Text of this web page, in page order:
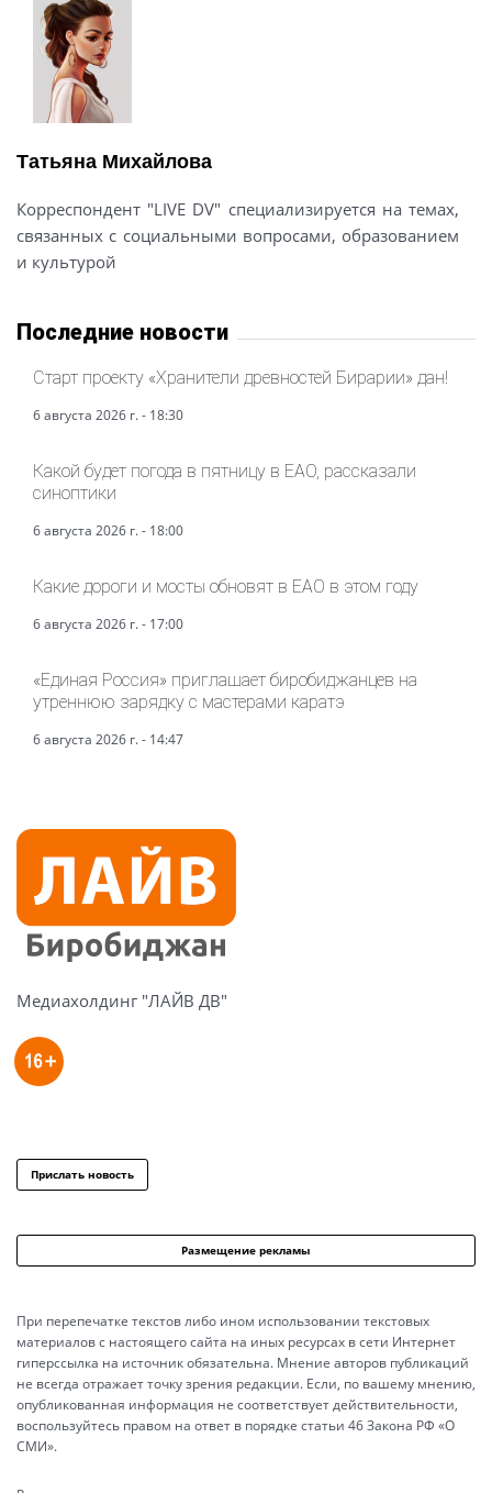
Татьяна Михайлова
Корреспондент "LIVE DV" специализируется на темах,
связанных с социальными вопросами, образованием
и культурой
Последние новости
Старт проекту «Хранители древностей Бирарии» дан!
6 августа 2026 г. - 18:30
Какой будет погода в пятницу в ЕАО, рассказали
синоптики
6 августа 2026 г. - 18:00
Какие дороги и мосты обновят в ЕАО в этом году
6 августа 2026 г. - 17:00
«Единая Россия» приглашает биробиджанцев на
утреннюю зарядку с мастерами каратэ
6 августа 2026 г. - 14:47
Медиахолдинг "ЛАЙВ ДВ"
Прислать новость
Размещение рекламы
При перепечатке текстов либо ином использовании текстовых
материалов с настоящего сайта на иных ресурсах в сети Интернет
гиперссылка на источник обязательна. Мнение авторов публикаций
не всегда отражает точку зрения редакции. Если, по вашему мнению,
опубликованная информация не соответствует действительности,
воспользуйтесь правом на ответ в порядке статьи 46 Закона РФ «О
СМИ».